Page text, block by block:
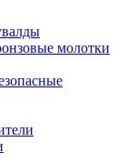
молотки